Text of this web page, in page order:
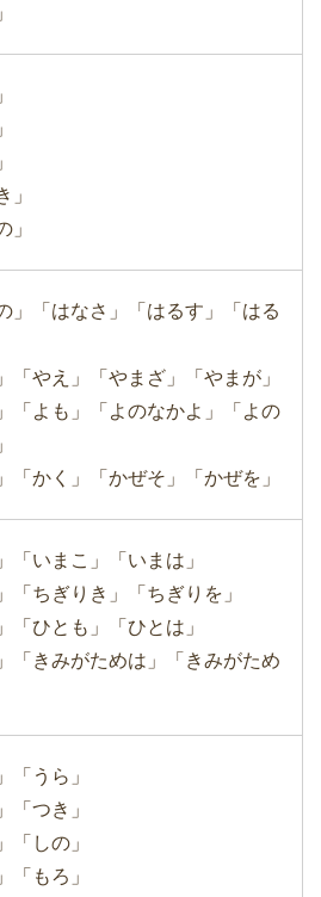
」
」
」「はなさ」「はるす」「はる
「やえ」「やまざ」「やまが」
「よも」「よのなかよ」「よの
「かく」「かぜそ」「かぜを」
「いまこ」「いまは」
「ちぎりき」「ちぎりを」
「ひとも」「ひとは」
「きみがためは」「きみがため
「うら」
「つき」
「しの」
「もろ」